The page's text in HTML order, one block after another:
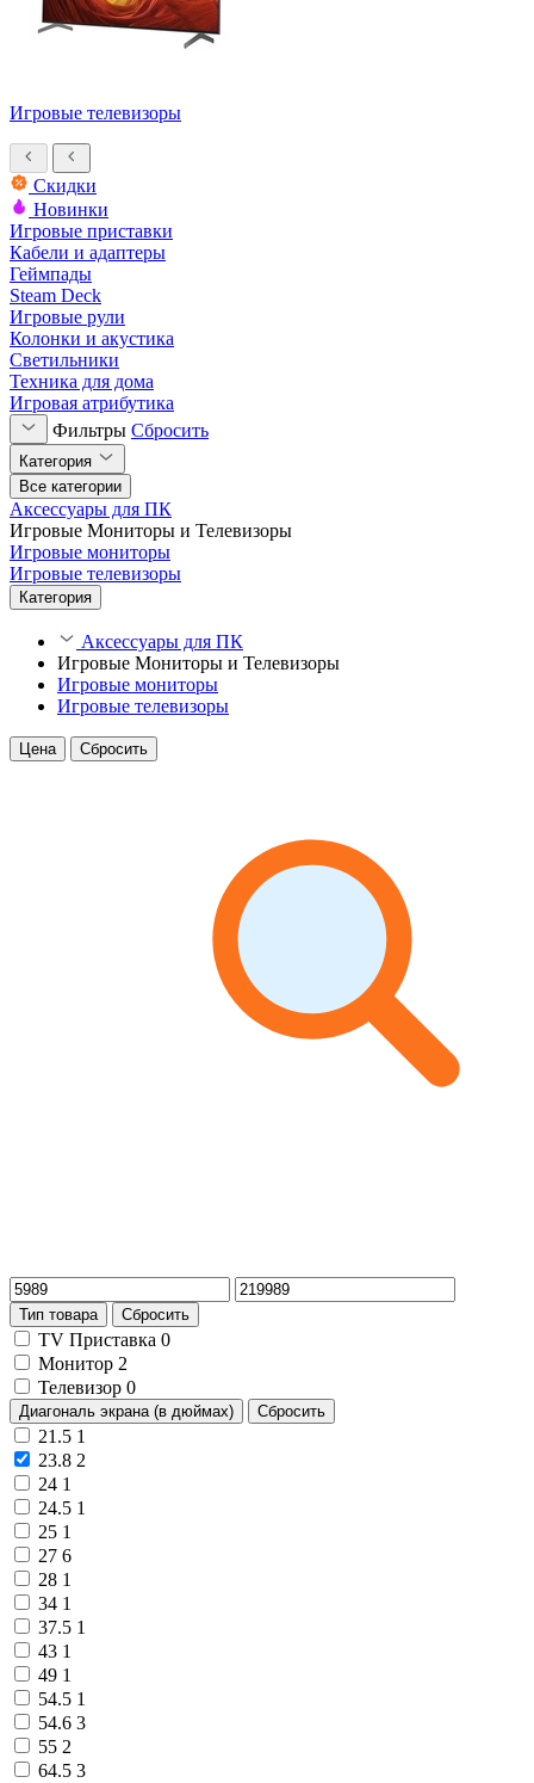
Игровые телевизоры
Скидки
Новинки
Игровые приставки
Кабели и адаптеры
Геймпады
Steam Deck
Игровые рули
Колонки и акустика
Светильники
Техника для дома
Игровая атрибутика
Фильтры Сбросить
Категория
Все категории
Аксессуары для ПК
Игровые Мониторы и Телевизоры
Игровые мониторы
Игровые телевизоры
Категория
Аксессуары для ПК
Игровые Мониторы и Телевизоры
Игровые мониторы
Игровые телевизоры
Цена Сбросить
Тип товара Сбросить
TV Приставка 0
Монитор 2
Телевизор 0
Диагональ экрана (в дюймах) Сбросить
21.5 1
23.8 2
24 1
24.5 1
25 1
27 6
28 1
34 1
37.5 1
43 1
49 1
54.5 1
54.6 3
55 2
64.5 3